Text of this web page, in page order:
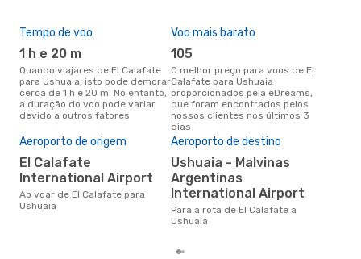
Tempo de voo
1 h e 20 m
Quando viajares de El Calafate
para Ushuaia, isto pode demorar
cerca de 1 h e 20 m. No entanto,
a duração do voo pode variar
devido a outros fatores
Voo mais barato
105
O melhor preço para voos de El
Calafate para Ushuaia
proporcionados pela eDreams,
que foram encontrados pelos
nossos clientes nos últimos 3
dias
Aeroporto de origem
El Calafate
International Airport
Ao voar de El Calafate para
Ushuaia
Aeroporto de destino
Ushuaia - Malvinas
Argentinas
International Airport
Para a rota de El Calafate a
Ushuaia